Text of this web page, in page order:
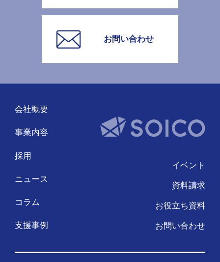
お問い合わせ
会社概要
事業内容
採用
ニュース
コラム
支援事例
イベント
資料請求
お役立ち資料
お問い合わせ